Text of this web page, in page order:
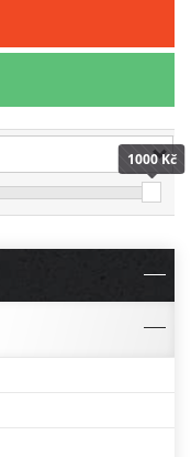
1000 Kč